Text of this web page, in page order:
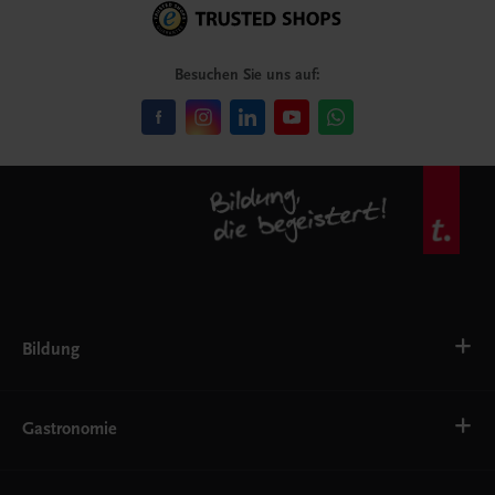
Besuchen Sie uns auf:
Bildung
Ernährung
Gastronomie